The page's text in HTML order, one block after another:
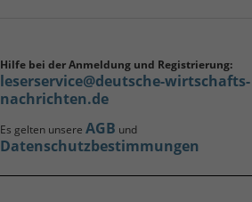
Hilfe bei der Anmeldung und Registrierung:
leserservice@deutsche-wirtschafts-
nachrichten.de
Es gelten unsere AGB und
Datenschutzbestimmungen